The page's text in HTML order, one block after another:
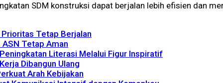
SDM konstruksi dapat berjalan lebih efisien dan
Tetap Berjalan
Tetap Aman
Literasi Melalui Figur Inspiratif
Dibangun Ulang
Arah Kebijakan